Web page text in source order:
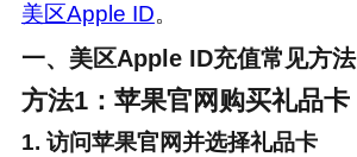
美区Apple ID。
一、美区Apple ID充值常见方法
方法1：苹果官网购买礼品卡
1. 访问苹果官网并选择礼品卡